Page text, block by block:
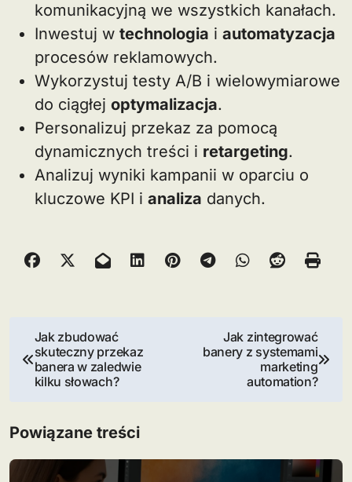
komunikacyjną we wszystkich kanałach.
Inwestuj w technologia i automatyzacja
procesów reklamowych.
Wykorzystuj testy A/B i wielowymiarowe
do ciągłej optymalizacja.
Personalizuj przekaz za pomocą
dynamicznych treści i retargeting.
Analizuj wyniki kampanii w oparciu o
kluczowe KPI i analiza danych.
i
g
Jak zbudować
skuteczny przekaz
banera w zaledwie
kilku słowach?
Jak zintegrować
banery z systemami
marketing
automation?
Powiązane treści